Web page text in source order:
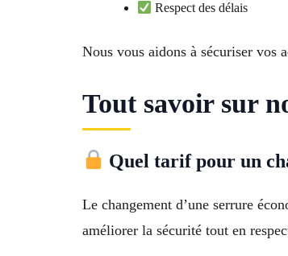
Respect des délais
Nous vous aidons à sécuriser vos
Tout savoir sur
Quel tarif pour un
Le changement d’une serrure
améliorer la sécurité tout en